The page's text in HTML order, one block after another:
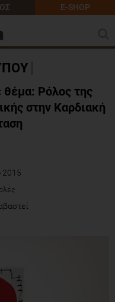
E-SHOP
Pόλος της
στην Καρδιακή
2015